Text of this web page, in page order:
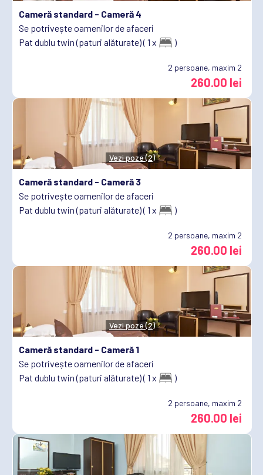
Cameră standard - Cameră 4
Se potrivește oamenilor de afaceri
Pat dublu twin (paturi alăturate) ( 1 x
)
2 persoane, maxim 2
260.00 lei
Vezi poze (2)
Cameră standard - Cameră 3
Se potrivește oamenilor de afaceri
Pat dublu twin (paturi alăturate) ( 1 x
)
2 persoane, maxim 2
260.00 lei
Vezi poze (2)
Cameră standard - Cameră 1
Se potrivește oamenilor de afaceri
Pat dublu twin (paturi alăturate) ( 1 x
)
2 persoane, maxim 2
260.00 lei